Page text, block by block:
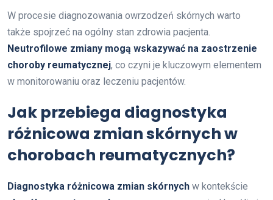
W procesie diagnozowania owrzodzeń skórnych warto
także spojrzeć na ogólny stan zdrowia pacjenta.
Neutrofilowe zmiany mogą wskazywać na zaostrzenie
choroby reumatycznej, co czyni je kluczowym elementem
w monitorowaniu oraz leczeniu pacjentów.
Jak przebiega diagnostyka
różnicowa zmian skórnych w
chorobach reumatycznych?
Diagnostyka różnicowa zmian skórnych w kontekście